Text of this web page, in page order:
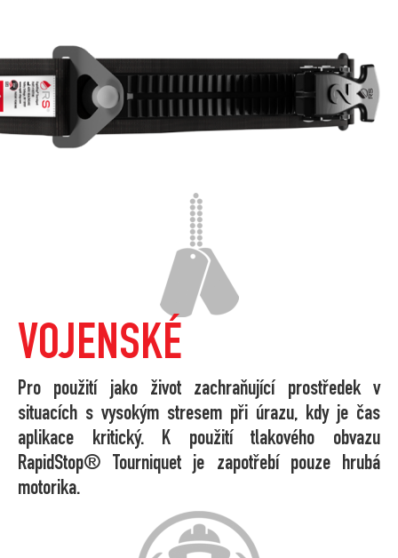
VOJENSKÉ
Pro použití jako život zachraňující prostředek v
situacích s vysokým stresem při úrazu, kdy je čas
aplikace kritický. K použití tlakového obvazu
RapidStop® Tourniquet je zapotřebí pouze hrubá
motorika.